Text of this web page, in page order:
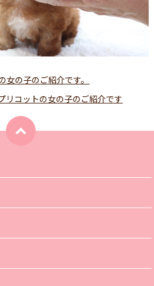
の子のご紹介です。
リコットの女の子のご紹介です